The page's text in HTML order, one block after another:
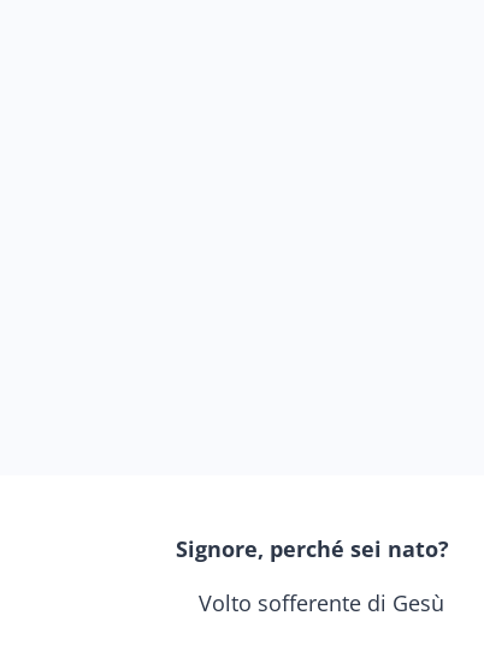
Signore, perché sei nato?